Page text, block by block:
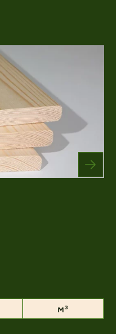
м³
обработке
обработке